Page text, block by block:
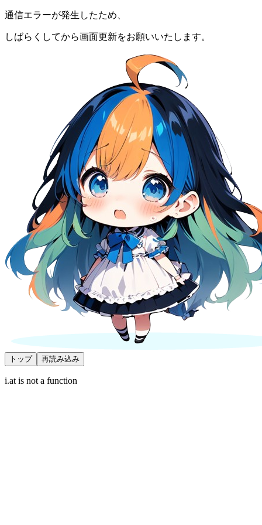
通信エラーが発生したため、
しばらくしてから画面更新をお願いいたします。
トップ 再読み込み
i.at is not a function